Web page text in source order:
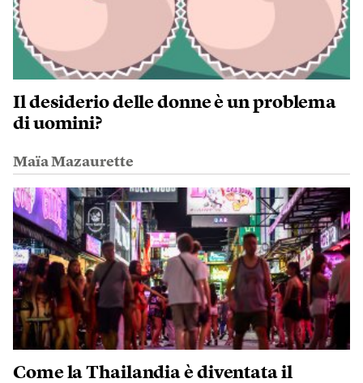
Il desiderio delle donne è un problema
di uomini?
Maïa Mazaurette
Come la Thailandia è diventata il